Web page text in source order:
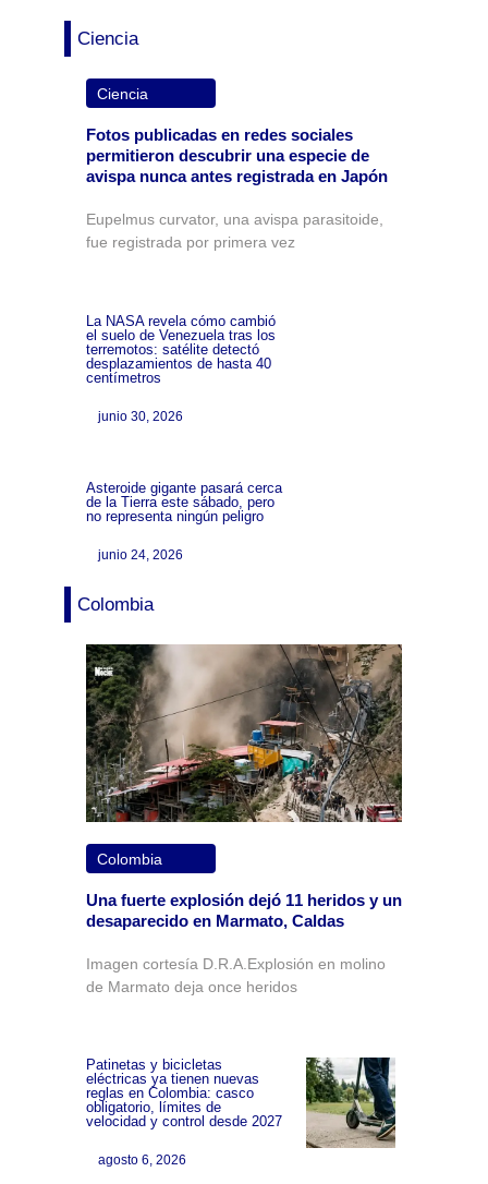
Ciencia
Ciencia
Fotos publicadas en redes sociales
permitieron descubrir una especie de
avispa nunca antes registrada en Japón
Eupelmus curvator, una avispa parasitoide,
fue registrada por primera vez
La NASA revela cómo cambió
el suelo de Venezuela tras los
terremotos: satélite detectó
desplazamientos de hasta 40
centímetros
junio 30, 2026
Asteroide gigante pasará cerca
de la Tierra este sábado, pero
no representa ningún peligro
junio 24, 2026
Colombia
Colombia
Una fuerte explosión dejó 11 heridos y un
desaparecido en Marmato, Caldas
Imagen cortesía D.R.A.Explosión en molino
de Marmato deja once heridos
Patinetas y bicicletas
eléctricas ya tienen nuevas
reglas en Colombia: casco
obligatorio, límites de
velocidad y control desde 2027
agosto 6, 2026